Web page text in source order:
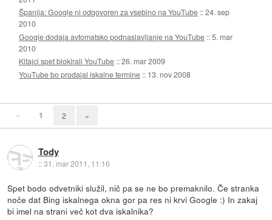
Španija: Google ni odgovoren za vsebino na YouTube ::24. sep
2010
Google dodaja avtomatsko podnaslavljanje na YouTube ::5. mar
2010
Kitajci spet blokirali YouTube ::26. mar 2009
YouTube bo prodajal iskalne termine :: 13. nov 2008
« 1 2 »
Tody
::31. mar 2011, 11:16
Spet bodo odvetniki služil, nič pa se ne bo premaknilo. Če stranka
noče dat Bing iskalnega okna gor pa res ni krvi Google :) In zakaj
bi imel na strani več kot dva iskalnika?